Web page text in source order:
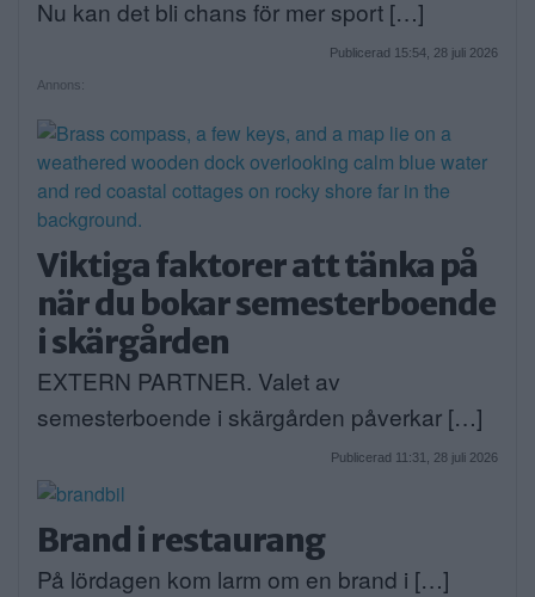
Nu kan det bli chans för mer sport […]
Publicerad 15:54, 28 juli 2026
Annons:
Viktiga faktorer att tänka på
när du bokar semesterboende
i skärgården
EXTERN PARTNER. Valet av
semesterboende i skärgården påverkar […]
Publicerad 11:31, 28 juli 2026
Brand i restaurang
På lördagen kom larm om en brand i […]